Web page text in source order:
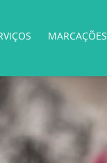
MARCAÇÕES